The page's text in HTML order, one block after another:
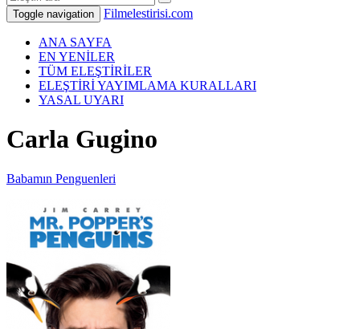
Toggle navigation Filmelestirisi.com
ANA SAYFA
EN YENİLER
TÜM ELEŞTİRİLER
ELEŞTİRİ YAYIMLAMA KURALLARI
YASAL UYARI
Carla Gugino
Babamın Penguenleri